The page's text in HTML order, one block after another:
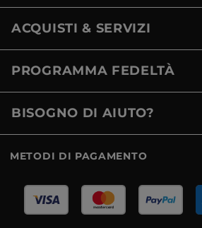
ACQUISTI & SERVIZI
PROGRAMMA FEDELTÀ
BISOGNO DI AIUTO?
METODI DI PAGAMENTO